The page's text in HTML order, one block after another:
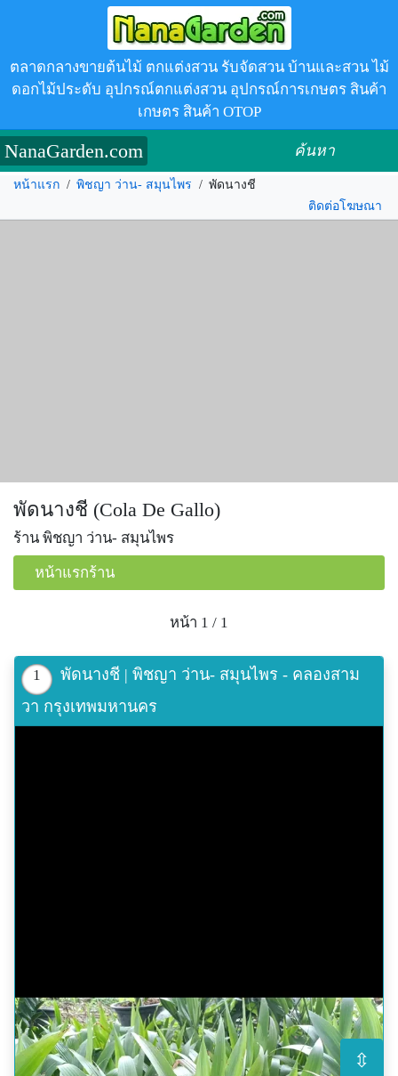
ตลาดกลางขายต้นไม้ ตกแต่งสวน รับจัดสวน บ้านและสวน ไม้
ดอกไม้ประดับ อุปกรณ์ตกแต่งสวน อุปกรณ์การเกษตร สินค้า
เกษตร สินค้า OTOP
NanaGarden.com ค้นหา
หน้าแรก / พิชญา ว่าน- สมุนไพร / พัดนางชี
ติดต่อโฆษณา
พัดนางชี (Cola De Gallo)
ร้าน พิชญา ว่าน- สมุนไพร
หน้าแรกร้าน
หน้า 1 / 1
1
พัดนางชี | พิชญา ว่าน- สมุนไพร - คลองสาม
วา กรุงเทพมหานคร
⇳